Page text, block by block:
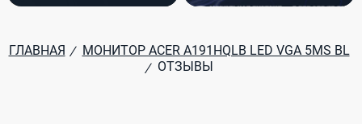
ГЛАВНАЯ / МОНИТОР ACER A191HQLB LED VGA 5MS BL
/ ОТЗЫВЫ